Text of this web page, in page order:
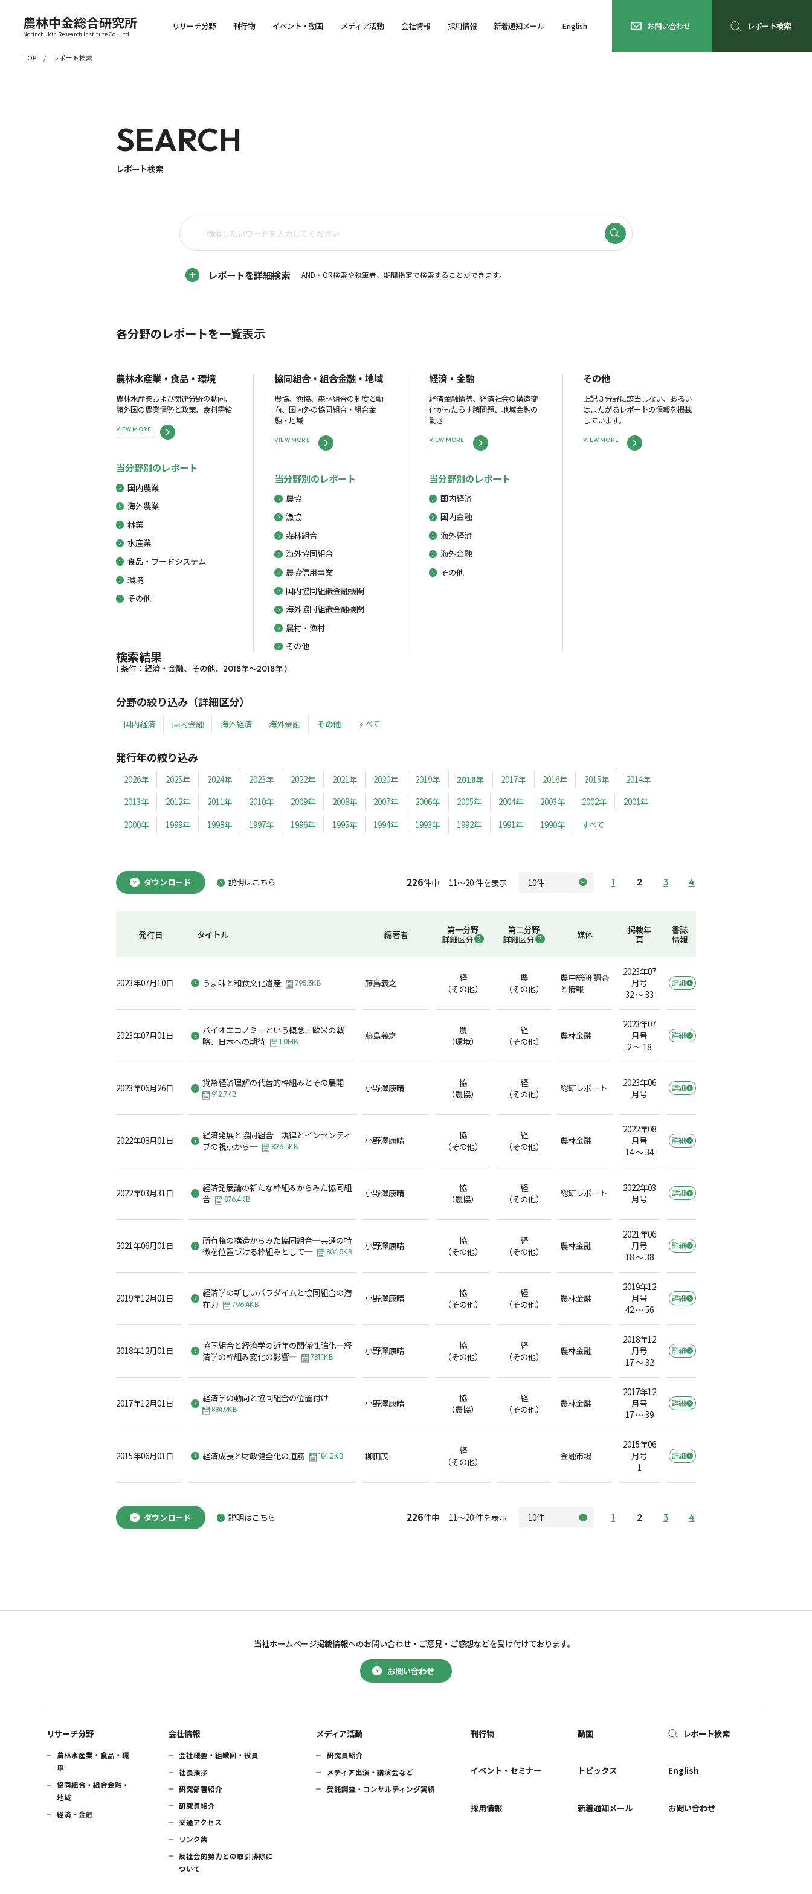
農林中金総合研究所
Norinchukin Research Institute Co., Ltd.
リサーチ分野 刊行物 イベント・動画 メディア活動 会社情報 採用情報 新着通知メール English お問い合わせ レポート検索
TOP レポート検索
SEARCH
レポート検索
レポートを詳細検索 AND・OR検索や執筆者、期間指定で検索することができます。
各分野のレポートを一覧表示
農林水産業・食品・環境
農林水産業および関連分野の動向、
諸外国の農業情勢と政策、食料需給
VIEW MORE
当分野別のレポート
国内農業
海外農業
林業
水産業
食品・フードシステム
環境
その他
協同組合・組合金融・地域
農協、漁協、森林組合の制度と動
向、国内外の協同組合・組合金
融・地域
VIEW MORE
当分野別のレポート
農協
漁協
森林組合
海外協同組合
農協信用事業
国内協同組織金融機関
海外協同組織金融機関
農村・漁村
その他
経済・金融
経済金融情勢、経済社会の構造変
化がもたらす諸問題、地域金融の
動き
VIEW MORE
当分野別のレポート
国内経済
国内金融
海外経済
海外金融
その他
その他
上記３分野に該当しない、あるい
はまたがるレポートの情報を掲載
しています。
VIEW MORE
検索結果
( 条件：経済・金融、その他、2018年～2018年 )
分野の絞り込み（詳細区分）
国内経済 国内金融 海外経済 海外金融 その他 すべて
発行年の絞り込み
2026年 2025年 2024年 2023年 2022年 2021年 2020年 2019年 2018年 2017年 2016年 2015年
2014年
2013年
2012年 2011年 2010年 2009年 2008年 2007年 2006年 2005年 2004年 2003年 2002年
2001年
2000年
1999年 1998年 1997年 1996年 1995年 1994年 1993年 1992年 1991年 1990年 すべて
ダウンロード 説明はこちら 226件中 11～20 件を表示 1 2 3 4
発行日 タイトル 編著者
第一分野
詳細区分
第二分野
詳細区分
媒体
掲載年
頁
書誌
情報
2023年07月10日 うま味と和食文化遺産 795.3KB 藤島義之
経
（その他）
農
（その他）
農中総研 調査
と情報
2023年07
月号
32 ～ 33
詳細
2023年07月01日
バイオエコノミーという概念、欧米の戦
略、日本への期待
1.0MB
藤島義之
農
（環境）
経
（その他）
農林金融
2023年07
月号
2 ～ 18
詳細
2023年06月26日 貨幣経済理解の代替的枠組みとその展開
912.7KB
小野澤康晴
協
（農協）
経
（その他）
総研レポート
2023年06
月号
詳細
2022年08月01日
経済発展と協同組合─規律とインセンティ
ブの視点から─
826.5KB
小野澤康晴
協
（その他）
経
（その他）
農林金融
2022年08
月号
14 ～ 34
詳細
2022年03月31日
経済発展論の新たな枠組みからみた協同組
合
876.4KB
小野澤康晴
協
（農協）
経
（その他）
総研レポート
2022年03
月号
詳細
2021年06月01日
所有権の構造からみた協同組合─共通の特
徴を位置づける枠組みとして─
804.5KB
小野澤康晴
協
（その他）
経
（その他）
農林金融
2021年06
月号
18 ～ 38
詳細
2019年12月01日
経済学の新しいパラダイムと協同組合の潜
在力
796.4KB
小野澤康晴
協
（その他）
経
（その他）
農林金融
2019年12
月号
42 ～ 56
詳細
2018年12月01日
協同組合と経済学の近年の関係性強化―経
済学の枠組み変化の影響―
781.1KB
小野澤康晴
協
（その他）
経
（その他）
農林金融
2018年12
月号
17 ～ 32
詳細
2017年12月01日 経済学の動向と協同組合の位置付け
884.9KB
小野澤康晴
協
（農協）
経
（その他）
農林金融
2017年12
月号
17 ～ 39
詳細
2015年06月01日 経済成長と財政健全化の道筋 184.2KB 柳田茂
経
（その他）
金融市場
2015年06
月号
1
詳細
ダウンロード 説明はこちら 226件中 11～20 件を表示 1 2 3 4
お問い合わせ
当社ホームページ掲載情報へのお問い合わせ・ ご意見・ご感想などを受け付けております。
リサーチ分野
農林水産業・食品・環
境
協同組合・組合金融・
地域
経済・金融
会社情報
会社概要・組織図・役員
社長挨拶
研究部署紹介
研究員紹介
交通アクセス
リンク集
反社会的勢力との取引排除に
ついて
メディア活動
研究員紹介
メディア出演・講演会など
受託調査・コンサルティング実績
刊行物
イベント・セミナー
採用情報
動画
トピックス
新着通知メール
レポート検索
English
お問い合わせ